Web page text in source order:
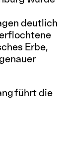
deutlich
Erbe,
führt die